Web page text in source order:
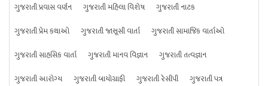
ગુજરાતી પ્રવાસ વર્ણન
ગુજરાતી મહિલા વિશેષ
ગુજરાતી નાટક
ગુજરાતી પ્રેમ કથાઓ
ગુજરાતી જાસૂસી વાર્તા
ગુજરાતી સામાજિક વાર્તાઓ
ગુજરાતી સાહસિક વાર્તા
ગુજરાતી માનવ વિજ્ઞાન
ગુજરાતી તત્વજ્ઞાન
ગુજરાતી આરોગ્ય
ગુજરાતી બાયોગ્રાફી ગુજરાતી રેસીપી
ગુજરાતી પત્ર